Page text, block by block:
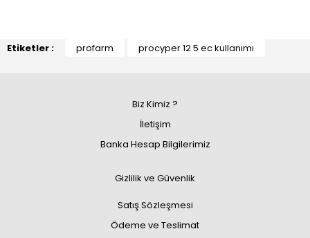
Etiketler : profarm procyper 12 5 ec kullanımı
Biz Kimiz ?
İletişim
Banka Hesap Bilgilerimiz
Gizlilik ve Güvenlik
Satış Sözleşmesi
Ödeme ve Teslimat